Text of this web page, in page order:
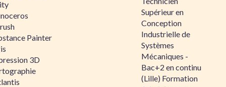
Painter
3D
Supérieur en
Conception
Industrielle de
Systèmes
Mécaniques -
Bac+2 en continu
(Lille) Formation